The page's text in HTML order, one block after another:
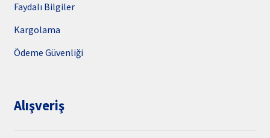
Faydalı Bilgiler
Kargolama
Ödeme Güvenliği
Alışveriş